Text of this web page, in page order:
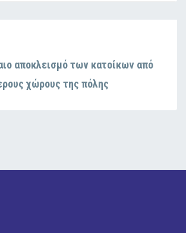
αποκλεισμό των κατοίκων από
χώρους της πόλης